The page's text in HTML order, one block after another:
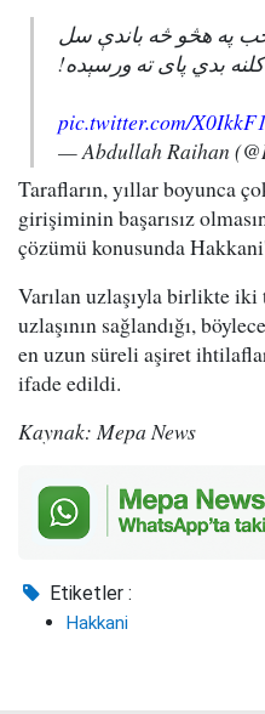
په هڅو څه باندې سل
کلنه بدي پای ته ورسېده!
pic.twitter.com/
— Abdullah Raihan
Tarafların, yıllar boyunca
girişiminin başarısız
çözümü konusunda
Varılan uzlaşıyla birlikte iki
uzlaşının sağlandığı,
en uzun süreli aşiret
ifade edildi.
Kaynak: Mepa News
Etiketler :
Hakkani